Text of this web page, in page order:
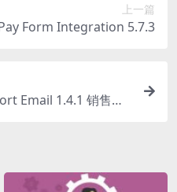
上一篇
Form Integration 5.7.3
Email 1.4.1 销售报